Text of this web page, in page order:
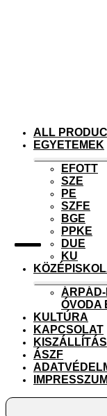
ALL
EGYETEMEK
EFOTT
SZE
PE
SZFE
BGE
PPKE
DUE
KU
ÁRPÁD-
ÓVODA
KULTÚRA
KAPCSOLAT
KISZÁLLÍTÁS
ÁSZF
IMPRESSZUM
Search
for: